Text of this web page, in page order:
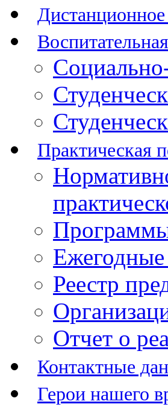
Практическая
Программы
Ежегодные
Реестр
Отчет о
Контактные
Герои нашего